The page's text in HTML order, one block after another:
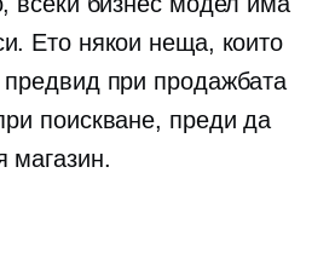
Ето някои неща, които
при продажбата
поискване, преди да
магазин.